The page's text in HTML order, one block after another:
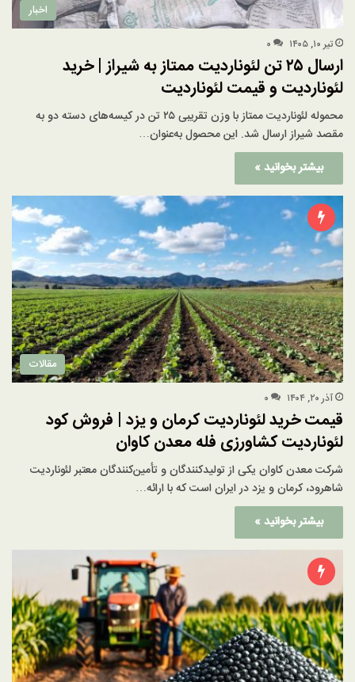
اخبار
تیر ۱۰, ۱۴۰۵ ۰
ارسال ۲۵ تن لئوناردیت ممتاز به شیراز | خرید
لئوناردیت و قیمت لئوناردیت
محموله لئوناردیت ممتاز با وزن تقریبی ۲۵ تن در کیسه‌های دسته دو به
مقصد شیراز ارسال شد. این محصول به‌عنوان…
بیشتر بخوانید »
مقالات
آذر ۲۰, ۱۴۰۴ ۰
قیمت خرید لئوناردیت کرمان و یزد | فروش کود
لئوناردیت کشاورزی فله معدن کاوان
شرکت معدن کاوان یکی از تولیدکنندگان و تأمین‌کنندگان معتبر لئوناردیت
شاهرود، کرمان و یزد در ایران است که با ارائه…
بیشتر بخوانید »